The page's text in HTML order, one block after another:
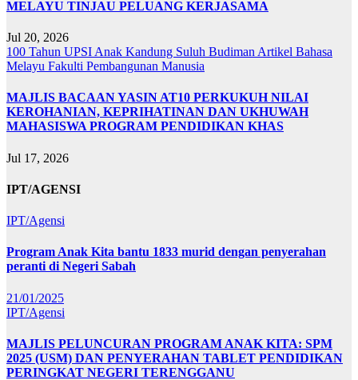
MELAYU TINJAU PELUANG KERJASAMA
Jul 20, 2026
100 Tahun UPSI Anak Kandung Suluh Budiman Artikel Bahasa
Melayu Fakulti Pembangunan Manusia
MAJLIS BACAAN YASIN AT10 PERKUKUH NILAI
KEROHANIAN, KEPRIHATINAN DAN UKHUWAH
MAHASISWA PROGRAM PENDIDIKAN KHAS
Jul 17, 2026
IPT/AGENSI
IPT/Agensi
Program Anak Kita bantu 1833 murid dengan penyerahan
peranti di Negeri Sabah
21/01/2025
IPT/Agensi
MAJLIS PELUNCURAN PROGRAM ANAK KITA: SPM
2025 (USM) DAN PENYERAHAN TABLET PENDIDIKAN
PERINGKAT NEGERI TERENGGANU